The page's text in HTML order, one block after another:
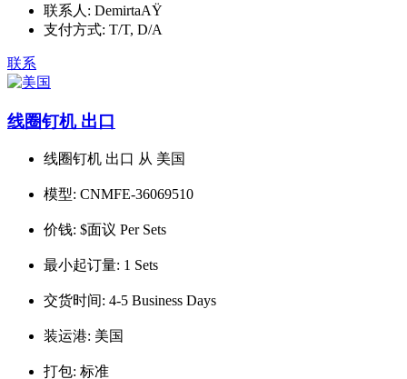
联系人: DemirtaAŸ
支付方式: T/T, D/A
联系
线圈钉机 出口
线圈钉机 出口 从 美国
模型: CNMFE-36069510
价钱: $面议 Per Sets
最小起订量: 1 Sets
交货时间: 4-5 Business Days
装运港: 美国
打包: 标准